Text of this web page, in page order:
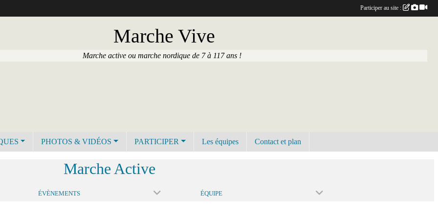
Marche Vive
Marche active ou marche nordique de 7 à 117 ans !
PHOTOS & VIDÉOS PARTICIPER Les équipes Contact et plan
Marche Active
ÉVÈNEMENTS ÉQUIPE
Participer au site :